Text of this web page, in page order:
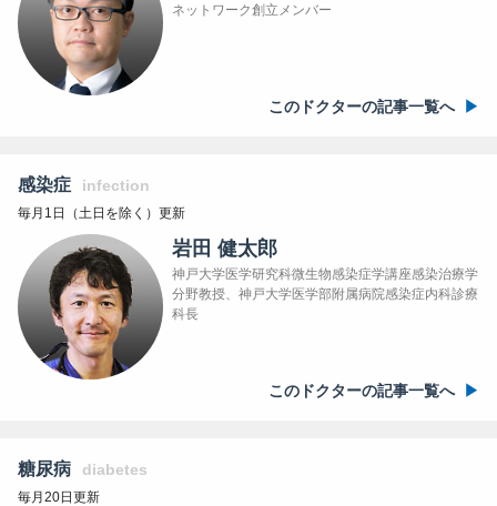
ネットワーク創立メンバー
このドクターの記事一覧へ
感染症 infection
毎月1日（土日を除く）更新
岩田 健太郎
神戸大学医学研究科微生物感染症学講座感染治療学
分野教授、神戸大学医学部附属病院感染症内科診療
科長
このドクターの記事一覧へ
糖尿病 diabetes
毎月20日更新